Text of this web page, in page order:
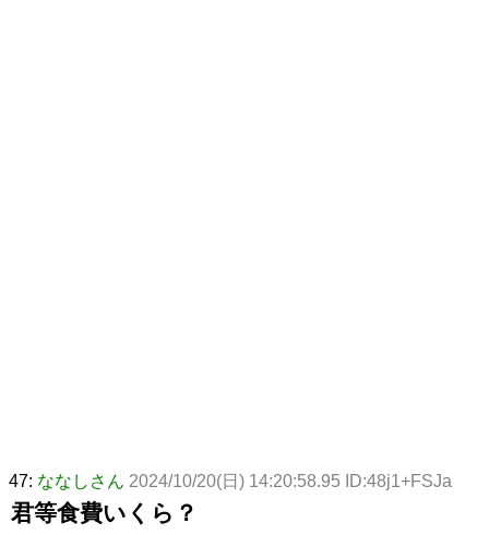
47: ななしさん 2024/10/20(日) 14:20:58.95 ID:48j1+FSJa
君等食費いくら？